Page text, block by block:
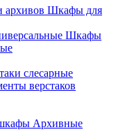
Шкафы для
Шкафы
слесарные
верстаков
Архивные